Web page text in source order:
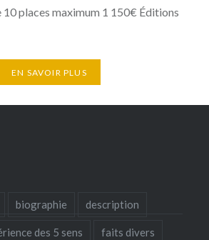
10 places maximum 1 150€ Éditions
EN SAVOIR PLUS
biographie description
des 5 sens faits divers